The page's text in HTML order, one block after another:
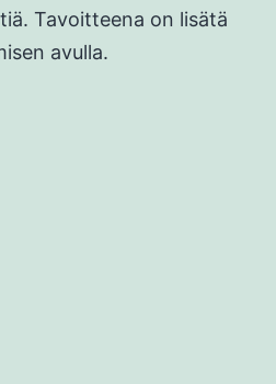
Tavoitteena on lisätä
avulla.